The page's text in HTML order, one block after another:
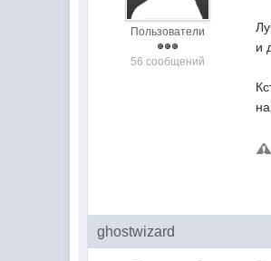
Пользователи
56 сообщений
и
ghostwizard